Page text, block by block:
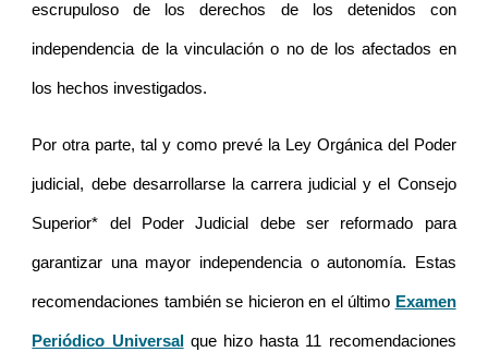
escrupuloso de los derechos de los detenidos con
independencia de la vinculación o no de los afectados en
los hechos investigados.
Por otra parte, tal y como prevé la Ley Orgánica del Poder
judicial, debe desarrollarse la carrera judicial y el Consejo
Superior* del Poder Judicial debe ser reformado para
garantizar una mayor independencia o autonomía. Estas
recomendaciones también se hicieron en el último Examen
Periódico Universal que hizo hasta 11 recomendaciones